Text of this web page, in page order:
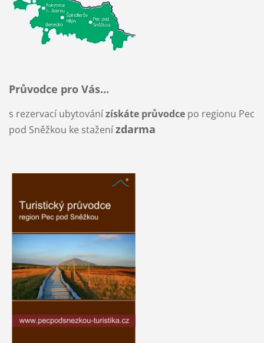
Průvodce pro Vás...
s rezervací ubytovánízískáte průvodce po regionu Pec
pod Sněžkou ke staženízdarma